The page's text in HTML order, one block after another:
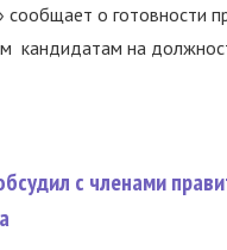
о готовности
кандидатам на
с членами